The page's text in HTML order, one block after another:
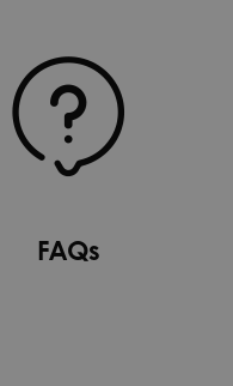
FAQs